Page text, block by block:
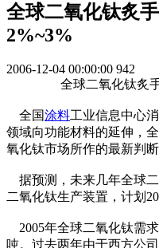
全球二氧化钛炙
2%~3%
2006-12-04 00:00:00 942
全球二氧化钛炙手可
全国涂料工业信息中心
领域向功能材料的延伸，
氧化钛市场所作的最新判断
据预测，未来几年全球二
二氧化钛生产装置，计划
2005年全球二氧化钛需
吨。过去两年由于西方公